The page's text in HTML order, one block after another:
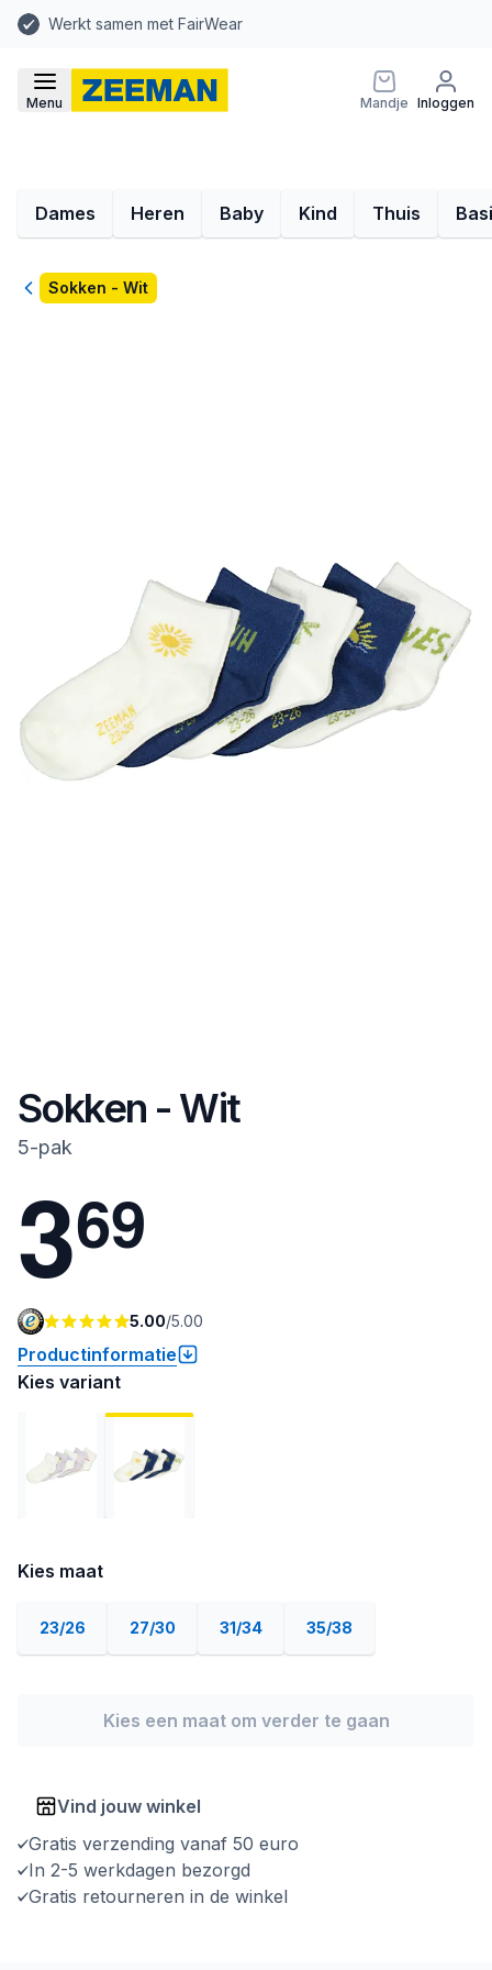
Werkt samen met FairWear
Menu Mandje Inloggen
Dames Heren Baby Kind Thuis
TerugSokken - Wit
Sokken - Wit
5-pak
369
5.00/5.00
Productinformatie
Kies variant
Kies maat
23/26 27/30 31/34 35/38
Kies een maat om verder te gaan
Vind jouw winkel
Gratis verzending vanaf 50 euro
In 2-5 werkdagen bezorgd
Gratis retourneren in de winkel